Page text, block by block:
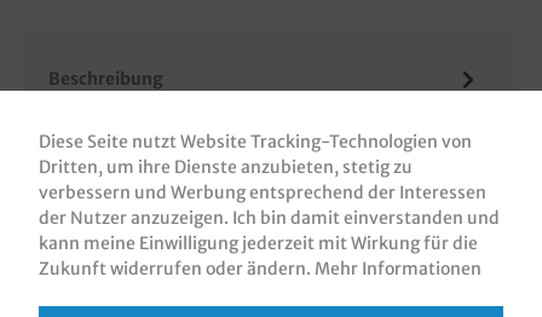
Beschreibung
Tragetaschen aus Papier, 22+11x28cm, 70g, mit
Flachhenkel, verschiedene F…Mehr
Bewertungen
Informationen zur Produktsicherheit
Diese Seite nutzt Website Tracking-Technologien von
Dritten, um ihre Dienste anzubieten, stetig zu
verbessern und Werbung entsprechend der Interessen
der Nutzer anzuzeigen. Ich bin damit einverstanden und
kann meine Einwilligung jederzeit mit Wirkung für die
Zukunft widerrufen oder ändern. Mehr Informationen